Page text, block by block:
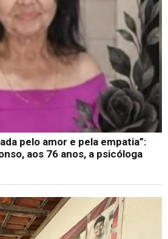
pelo amor e pela empatia”:
aos 76 anos, a psicóloga